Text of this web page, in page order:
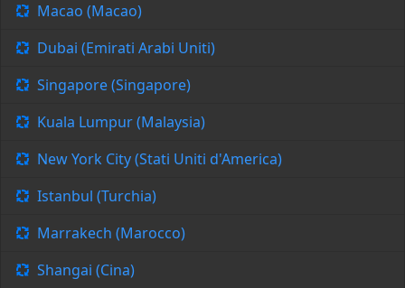
Macao (Macao)
Dubai (Emirati Arabi Uniti)
Singapore (Singapore)
Kuala Lumpur (Malaysia)
New York City (Stati Uniti d'America)
Istanbul (Turchia)
Marrakech (Marocco)
Shangai (Cina)